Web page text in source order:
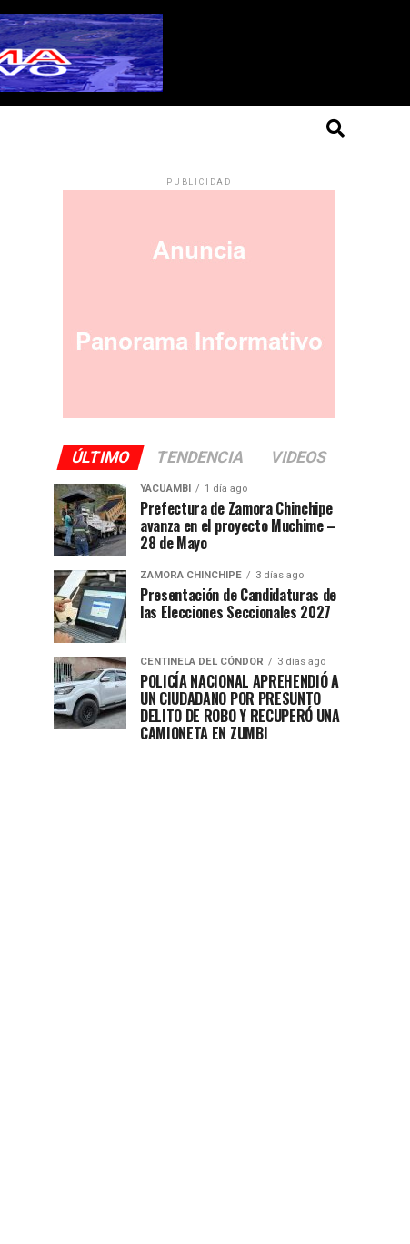
PUBLICIDAD
ÚLTIMO TENDENCIA VIDEOS
YACUAMBI 1 día ago
Prefectura de Zamora Chinchipe
avanza en el proyecto Muchime –
28 de Mayo
ZAMORA CHINCHIPE 3 días ago
Presentación de Candidaturas de
las Elecciones Seccionales 2027
CENTINELA DEL CÓNDOR 3 días ago
POLICÍA NACIONAL APREHENDIÓ A
UN CIUDADANO POR PRESUNTO
DELITO DE ROBO Y RECUPERÓ UNA
CAMIONETA EN ZUMBI